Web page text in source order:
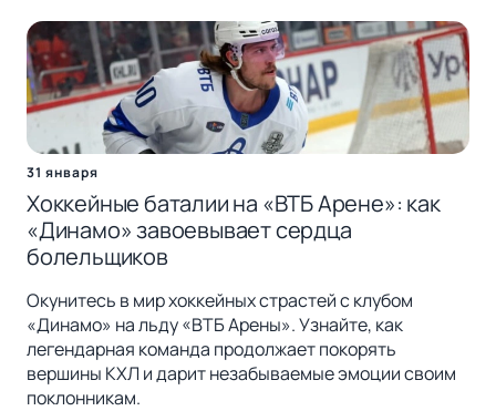
31 января
Хоккейные баталии на «ВТБ Арене»: как
«Динамо» завоевывает сердца
болельщиков
Окунитесь в мир хоккейных страстей с клубом
«Динамо» на льду «ВТБ Арены». Узнайте, как
легендарная команда продолжает покорять
вершины КХЛ и дарит незабываемые эмоции своим
поклонникам.